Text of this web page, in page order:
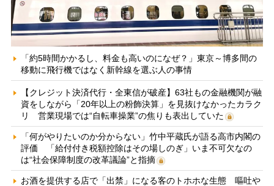
「約5時間かかるし、料金も高いのになぜ？」東京～博多間の
移動に飛行機ではなく新幹線を選ぶ人の事情
【クレジット決済代行・全東信が破産】63社もの金融機関が融
資をしながら「20年以上の粉飾決算」を見抜けなかったカラク
リ 営業現場では“自転車操業”の焦りも表出していた
「何がやりたいのか分からない」竹中平蔵氏が語る高市内閣の
評価 「給付付き税額控除はその場しのぎ」いま不可欠なの
は“社会保障制度の改革議論”と指摘
お酒を提供する店で「出禁」になる客のトホホな生態 嘔吐や